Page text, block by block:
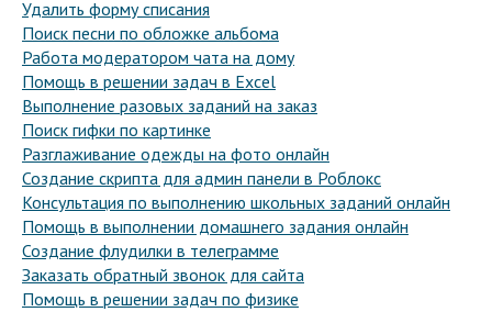
Удалить форму списания
Поиск песни по обложке альбома
Работа модератором чата на дому
Помощь в решении задач в Excel
Выполнение разовых заданий на заказ
Поиск гифки по картинке
Разглаживание одежды на фото онлайн
Создание скрипта для админ панели в Роблокс
Консультация по выполнению школьных заданий онлайн
Помощь в выполнении домашнего задания онлайн
Создание флудилки в телеграмме
Заказать обратный звонок для сайта
Помощь в решении задач по физике